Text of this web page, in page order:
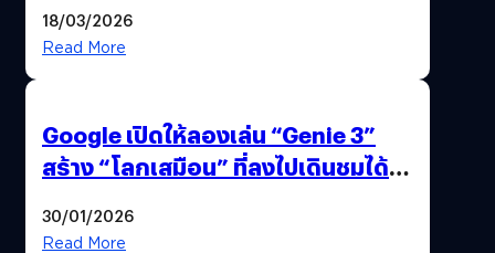
18/03/2026
Read More
Google เปิดให้ลองเล่น “Genie 3”
สร้าง “โลกเสมือน” ที่ลงไปเดินชมได้
30/01/2026
Read More